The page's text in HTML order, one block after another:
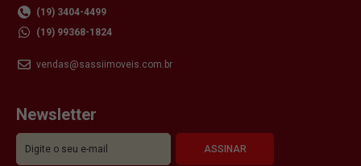
(19) 3404-4499
(19) 99368-1824
vendas@sassiimoveis.com.br
Newsletter